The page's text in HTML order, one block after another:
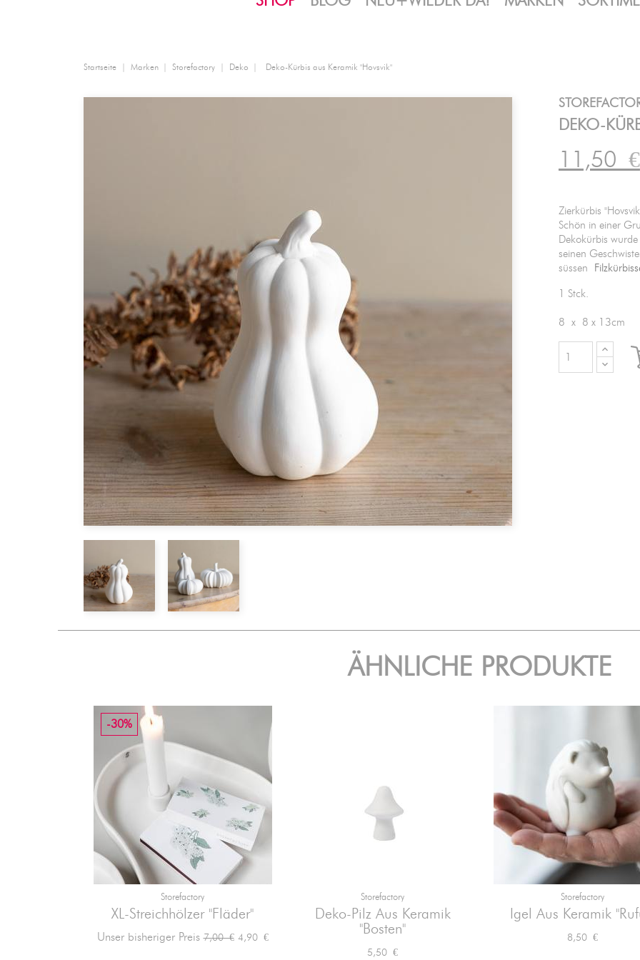
Startseite Marken Storefactory Deko Deko-Kürbis aus Keramik "Hovsvik"
DEKO-
11,50€
Zierkürbis
Schön in einer
Dekokürbis
seinen
süssen
1 Stck.
8 x 8 x 13cm
ÄHNLICHE PRODUKTE
Storefactory
XL-Streichhölzer "Fläder"
Unser bisheriger PreisVerkaufspreis
7,00 €
-30%
Preis
4,90 €
Vorschau
Storefactory
Deko-Pilz Aus Keramik
"Bosten"
Preis
5,50 €
Vorschau
Storefactory
Igel Aus Keramik
Preis
8,50 €
Vorschau